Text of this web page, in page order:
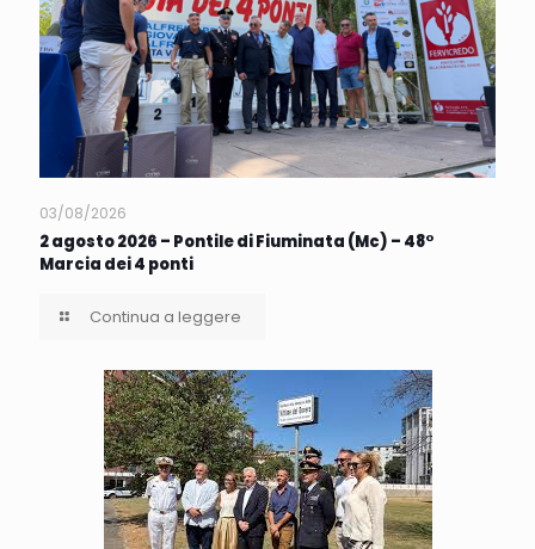
03/08/2026
2 agosto 2026 – Pontile di Fiuminata (Mc) – 48°
Marcia dei 4 ponti
Continua a leggere